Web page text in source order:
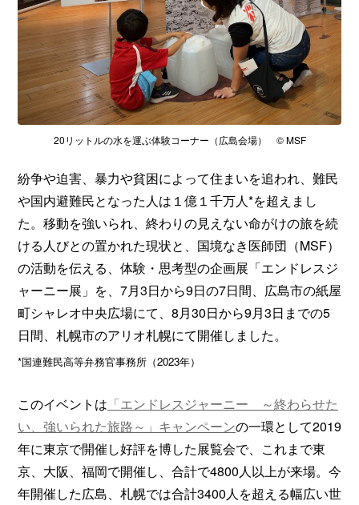
20リットルの水を運ぶ体験コーナー（広島会場） © MSF
紛争や迫害、暴力や貧困によって住まいを追われ、難民
や国内避難民となった人は１億１千万人*を超えまし
た。移動を強いられ、終わりの見えない命がけの旅を続
ける人びとの置かれた現状と、国境なき医師団（MSF）
の活動を伝える、体験・思考型の企画展「エンドレスジ
ャーニー展」を、7月3日から9日の7日間、広島市の紙屋
町シャレオ中央広場にて、8月30日から9月3日までの5
日間、札幌市のアリオ札幌にて開催しました。
*国連難民高等弁務官事務所（2023年）
このイベントは 「エンドレスジャーニー ～終わらせた
い、強いられた旅路～」キャンペーンの一環として2019
年に東京で開催し好評を博した展覧会で、これまで東
京、大阪、福岡で開催し、合計で4800人以上が来場。今
年開催した広島、札幌では合計3400人を超える幅広い世